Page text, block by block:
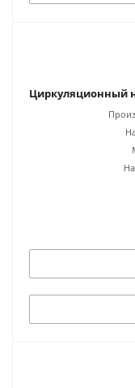
Циркуляционный